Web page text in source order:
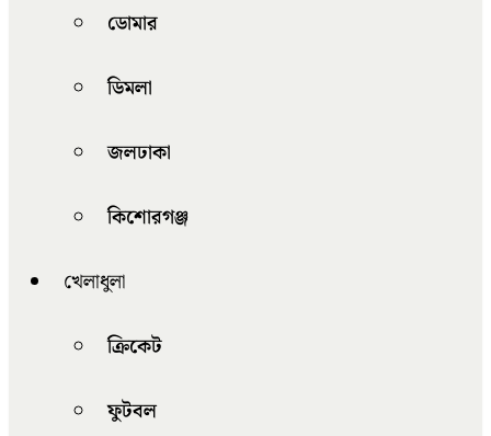
ডোমার
ডিমলা
জলঢাকা
কিশোরগঞ্জ
খেলাধুলা
ক্রিকেট
ফুটবল